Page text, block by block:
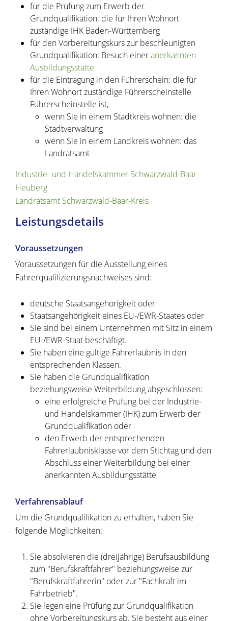
für die Prüfung zum Erwerb der
Grundqualifikation: die für Ihren Wohnort
zuständige IHK Baden-Württemberg
für den Vorbereitungskurs zur beschleunigten
Grundqualifikation: Besuch eineranerkannten
Ausbildungsstätte
für die Eintragung in den Führerschein: die für
Ihren Wohnort zuständige Führerscheinstelle
Führerscheinstelle ist,
wenn Sie in einem Stadtkreis wohnen: die
Stadtverwaltung
wenn Sie in einem Landkreis wohnen: das
Landratsamt
Industrie- und Handelskammer Schwarzwald-Baar-
Heuberg
Landratsamt Schwarzwald-Baar-Kreis
Leistungsdetails
Voraussetzungen
Voraussetzungen für die Ausstellung eines
Fahrerqualifizierungsnachweises sind:
deutsche Staatsangehörigkeit oder
Staatsangehörigkeit eines EU-/EWR-Staates oder
Sie sind bei einem Unternehmen mit Sitz in einem
EU-/EWR-Staat beschäftigt.
Sie haben eine gültige Fahrerlaubnis in den
entsprechenden Klassen.
Sie haben die Grundqualifikation
beziehungsweise Weiterbildung abgeschlossen:
eine erfolgreiche Prüfung bei der Industrie-
und Handelskammer(IHK) zum Erwerb der
Grundqualifikation oder
den Erwerb der entsprechenden
Fahrerlaubnisklasse vor dem Stichtag und den
Abschluss einer Weiterbildung bei einer
anerkannten Ausbildungsstätte
Verfahrensablauf
Um die Grundqualifikation zu erhalten, haben Sie
folgende Möglichkeiten:
Sie absolvieren die (dreijährige) Berufsausbildung
zum "Berufskraftfahrer" beziehungsweise zur
"Berufskraftfahrerin" oder zur "Fachkraft im
Fahrbetrieb".
Sie legen eine Prüfung zur Grundqualifikation
ohne Vorbereitungskurs ab. Sie besteht aus einer